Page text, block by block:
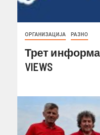
ОРГАНИЗАЦИЈА РАЗНО
Трет
VIEWS